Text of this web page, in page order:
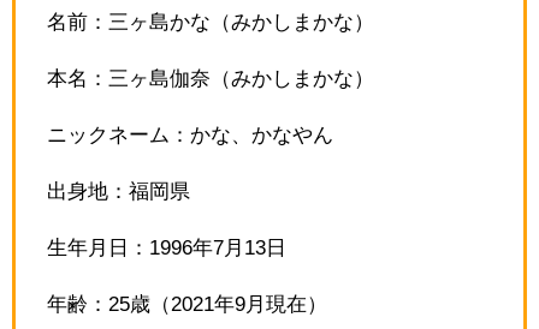
名前：三ヶ島かな（みかしまかな）
本名：三ヶ島伽奈（みかしまかな）
ニックネーム：かな、かなやん
出身地：福岡県
生年月日：1996年7月13日
年齢：25歳（2021年9月現在）